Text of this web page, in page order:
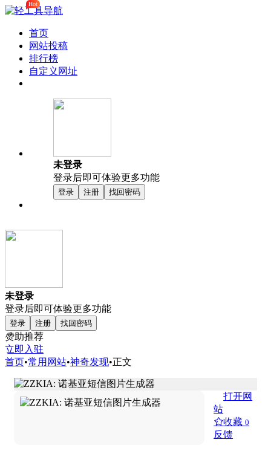
首页
网站投稿
排行榜
Hot
自定义网址
未登录
登录后即可体验更多功能
登录 注册 找回密码
未登录
登录后即可体验更多功能
登录 注册 找回密码
赞助推荐
立即入驻
首页•常用网站•神奇发现•正文
打开网
站
收藏0
反馈